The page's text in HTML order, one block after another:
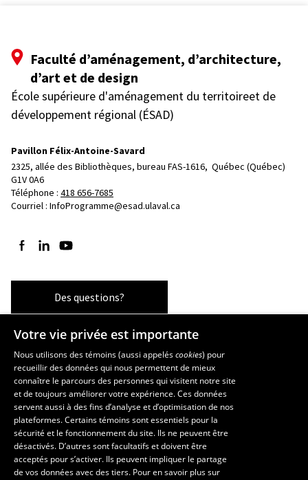
Faculté d’aménagement, d’architecture,
d’art et de design
École supérieure d'aménagement du territoireet de
développement régional (ÉSAD)
Pavillon Félix-Antoine-Savard
2325, allée des Bibliothèques, bureau FAS-1616, Québec (Québec)
G1V 0A6
Téléphone : 418 656-7685
Courriel : InfoProgramme@esad.ulaval.ca
Suivez-nous sur Facebook
Suivez-nous sur LinkedIn
Suivez-nous sur YouTube
Des questions?
Les écoles et la recherche
École supérieure d’aménagement du territoire et de développement
régional
École d’architecture
École d’art
École de design
Centre de recherche en aménagement et développement
Votre vie privée est importante
Nous utilisons des témoins (aussi appeléscookies) pour
recueillir des données qui nous permettent de mieux
connaître le parcours des personnes qui visitent notre site
et de toujours améliorer votre expérience. Ces données
servent aussi à des fins d’analyse et d’optimisation de nos
plateformes. Certains témoins sont essentiels pour la
sécurité et le fonctionnement du site. Ils ne peuvent être
désactivés. D’autres sont facultatifs et doivent être
acceptés pour s’activer. Ils peuvent impliquer le partage
de vos données avec des tiers. Pour en savoir plus sur